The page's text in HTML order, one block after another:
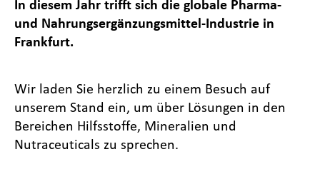
In diesem Jahr trifft sich die globale Pharma-
und Nahrungsergänzungsmittel-Industrie in
Frankfurt.
Wir laden Sie herzlich zu einem Besuch auf
unserem Stand ein, um über Lösungen in den
Bereichen Hilfsstoffe, Mineralien und
Nutraceuticals zu sprechen.